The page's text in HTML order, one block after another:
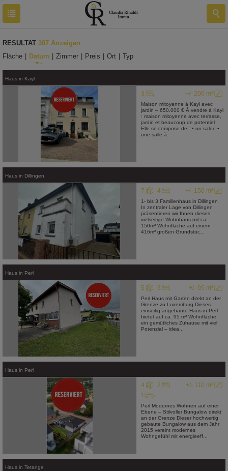
RESULTAT 307 Anzeigen
Fläche
Datum Zimmer Preis Ort Typ
Haus in Kayl
+/- 200 m²
3
Maison mitoyenne à Kayl avec
jardin – 650.000 € À vendre à Kayl
: maison mitoyenne avec terrasse,
jardin et beaucoup de potentiel
Elle se compose de : • un salon •
une salle à...
Haus in Dillingen
+/- 150 m²
7 4
1- bis 3 Familienhaus in Dillingen
In zentraler Lage von Dillingen
präsentieren wir Ihnen dieses
vielseitige Wohnhaus mit ca.
150m² Wohnfläche auf einem
416m² großen Grundstüc...
Haus in Perl
+/- 95 m²
5 3
Perl Haus mit Garten direkt an der
Grenze zu Luxemburg Dieses
einseitig angebaute Haus in Perl
bietet auf ca. 95 m² Wohnfläche
ein gemütliches Zuhause mit viel
Potenzial – idea...
Haus in Perl
+/- 110 m²
4
2
1
Perl Modernes Wohnen auf einer
Ebene – Stilvoller Bungalow direkt
an der Grenze Dieser hochwertig
gebaute Bungalow aus dem Jahr
2015 vereint modernes
Wohngefühl mit energieeff...
Haus in Tetange